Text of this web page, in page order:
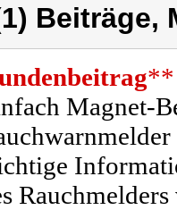
Beiträge,
**
Magnet-